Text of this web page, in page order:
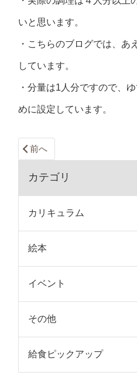
いと思います。
・こちらのブログでは、あ
しています。
・分量は1人分ですので、
めに設定しています。
前へ
カテゴリ
カリキュラム
絵本
イベント
その他
給食ピックアップ